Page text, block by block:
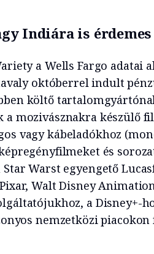
Indiára is
a Wells Fargo adatai
októberrel indult
költő
a mozivásznakra készülő
vagy kábeladókhoz
képregényfilmeket és
Star Warst egyengető
Walt Disney
a Disney+-
nemzetközi piacokon